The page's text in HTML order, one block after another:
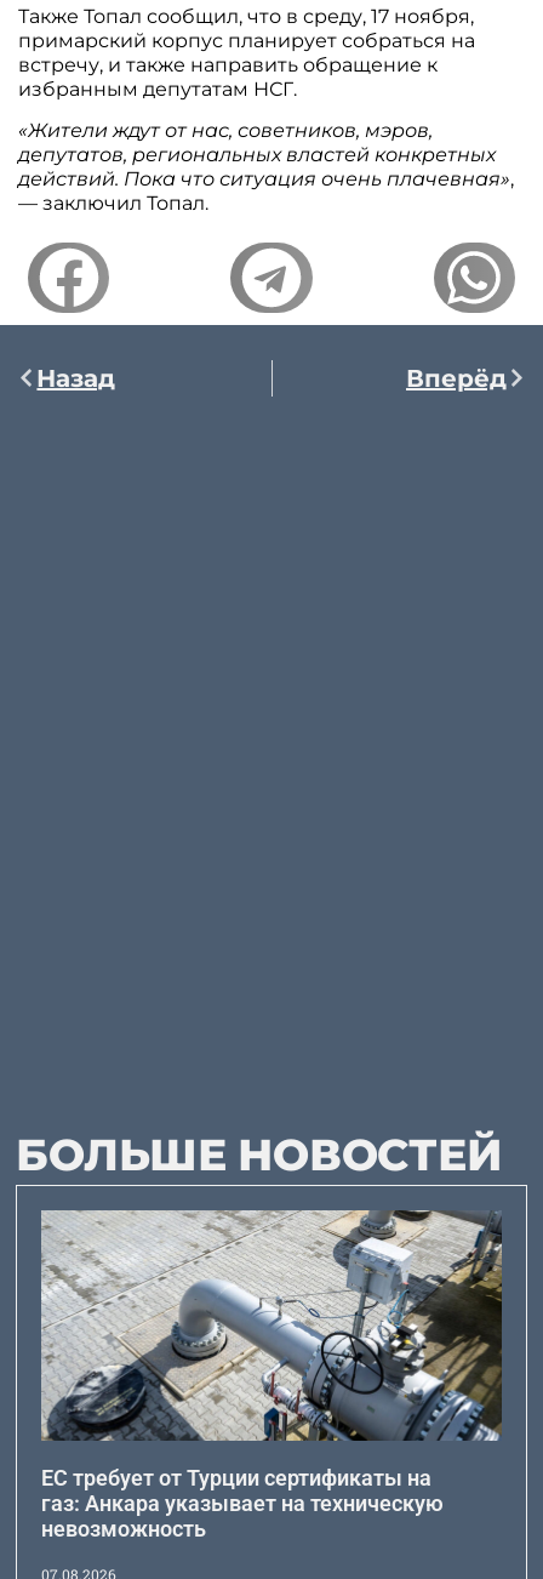
Также Топал сообщил, что в среду, 17 ноября,
примарский корпус планирует собраться на
встречу, и также направить обращение к
избранным депутатам НСГ.
«Жители ждут от нас, советников, мэров,
депутатов, региональных властей конкретных
действий. Пока что ситуация очень плачевная»,
— заключил Топал.
Назад Вперёд
БОЛЬШЕ НОВОСТЕЙ
ЕС требует от Турции сертификаты на
газ: Анкара указывает на техническую
невозможность
07.08.2026